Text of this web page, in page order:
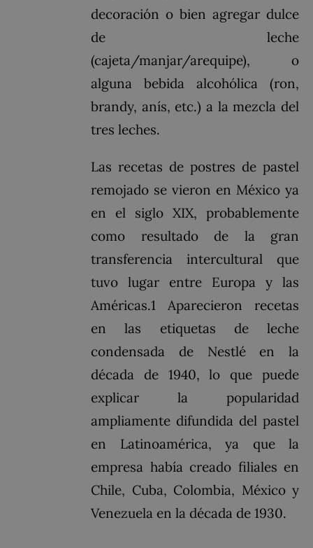
decoración o bien agregar dulce
de leche
(cajeta/manjar/arequipe), o
alguna bebida alcohólica (ron,
brandy, anís, etc.) a la mezcla del
tres leches.
Las recetas de postres de pastel
remojado se vieron en México ya
en el siglo XIX, probablemente
como resultado de la gran
transferencia intercultural que
tuvo lugar entre Europa y las
Américas.1​ Aparecieron recetas
en las etiquetas de leche
condensada de Nestlé en la
década de 1940, lo que puede
explicar la popularidad
ampliamente difundida del pastel
en Latinoamérica, ya que la
empresa había creado filiales en
Chile, Cuba, Colombia, México y
Venezuela en la década de 1930.